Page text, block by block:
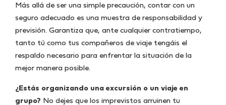
Más allá de ser una simple precaución, contar con un
seguro adecuado es una muestra de responsabilidad y
previsión. Garantiza que, ante cualquier contratiempo,
tanto tú como tus compañeros de viaje tengáis el
respaldo necesario para enfrentar la situación de la
mejor manera posible.
¿Estás organizando una excursión o un viaje en
grupo? No dejes que los imprevistos arruinen tu